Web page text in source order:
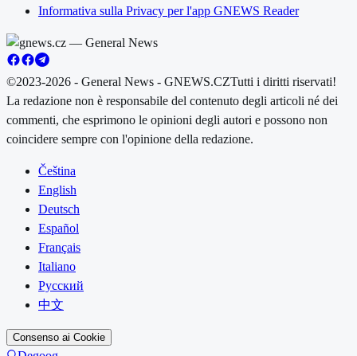
Informativa sulla Privacy per l'app GNEWS Reader
©2023-2026 - General News - GNEWS.CZTutti i diritti riservati!
La redazione non è responsabile del contenuto degli articoli né dei
commenti, che esprimono le opinioni degli autori e possono non
coincidere sempre con l'opinione della redazione.
Čeština
English
Deutsch
Español
Français
Italiano
Русский
中文
Consenso ai Cookie